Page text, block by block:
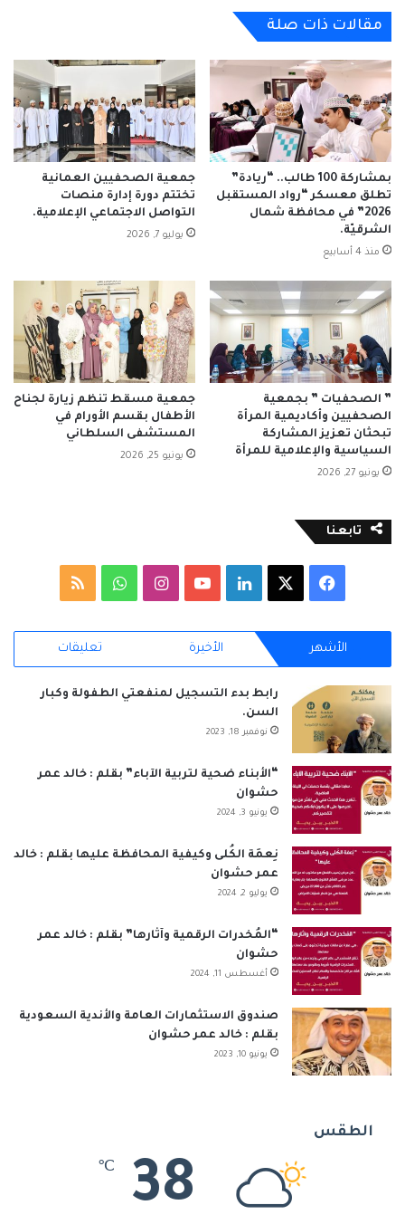
مقالات ذات صلة
بمشاركة 100 طالب.. “ريادة”
تطلق معسكر “رواد المستقبل
2026” في محافظة شمال
الشرقيّة.
منذ 4 أسابيع
جمعية الصحفيين العمانية
تختتم دورة إدارة منصات
التواصل الاجتماعي الإعلامية.
يوليو 7, 2026
” الصحفيات ” بجمعية
الصحفيين وأكاديمية المرأة
تبحثان تعزيز المشاركة
السياسية والإعلامية للمرأة
يونيو 27, 2026
جمعية مسقط تنظم زيارة لجناح
الأطفال بقسم الأورام في
المستشفى السلطاني
يونيو 25, 2026
تابعنا
فيسبوك لينكدإن‫YouTubeانستقرامواتسابملخص
RSS الأشهر الأخيرة تعليقات
رابط بدء التسجيل لمنفعتي الطفولة وكبار
السن.
نوفمبر 18, 2023
“الأبناء ضحية لتربية الآباء” بقلم : خالد عمر
حشوان
يونيو 3, 2024
نِعمَة الكُلى وكيفية المحافظة عليها بقلم : خالد
عمر حشوان
يوليو 2, 2024
“المُخدرات الرقمية وآثارها” بقلم : خالد عمر
حشوان
أغسطس 11, 2024
صندوق الاستثمارات العامة والأندية السعودية
بقلم : خالد عمر حشوان
يونيو 10, 2023
الطقس
38
℃